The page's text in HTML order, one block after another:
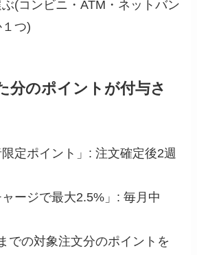
(コンビニ・ATM・ネットバン
つ)
分のポイントが付与さ
定ポイント」: 注文確定後2週
ージで最大2.5%」: 毎月中
での対象注文分のポイントを